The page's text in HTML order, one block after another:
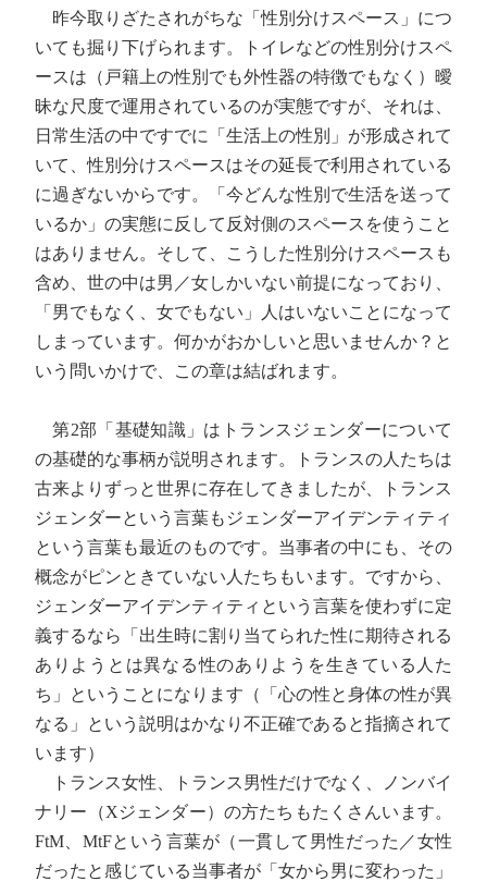
昨今取りざたされがちな「性別分けスペース」につ
いても掘り下げられます。トイレなどの性別分けスペ
ースは（戸籍上の性別でも外性器の特徴でもなく）曖
昧な尺度で運用されているのが実態ですが、それは、
日常生活の中ですでに「生活上の性別」が形成されて
いて、性別分けスペースはその延長で利用されている
に過ぎないからです。「今どんな性別で生活を送って
いるか」の実態に反して反対側のスペースを使うこと
はありません。そして、こうした性別分けスペースも
含め、世の中は男／女しかいない前提になっており、
「男でもなく、女でもない」人はいないことになって
しまっています。何かがおかしいと思いませんか？と
いう問いかけで、この章は結ばれます。
第2部「基礎知識」はトランスジェンダーについて
の基礎的な事柄が説明されます。トランスの人たちは
古来よりずっと世界に存在してきましたが、トランス
ジェンダーという言葉もジェンダーアイデンティティ
という言葉も最近のものです。当事者の中にも、その
概念がピンときていない人たちもいます。ですから、
ジェンダーアイデンティティという言葉を使わずに定
義するなら「出生時に割り当てられた性に期待される
ありようとは異なる性のありようを生きている人た
ち」ということになります（「心の性と身体の性が異
なる」という説明はかなり不正確であると指摘されて
います）
トランス女性、トランス男性だけでなく、ノンバイ
ナリー（Xジェンダー）の方たちもたくさんいます。
FtM、MtFという言葉が（一貫して男性だった／女性
だったと感じている当事者が「女から男に変わった」